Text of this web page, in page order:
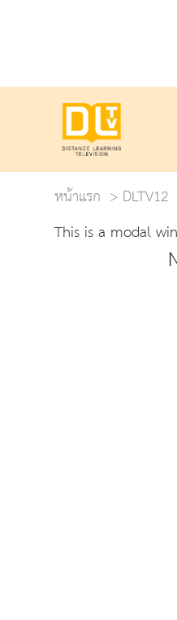
หน้าแรก
DLTV12
This is a modal